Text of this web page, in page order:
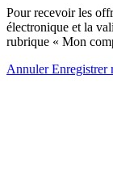
Pour recevoir les
électronique et la
rubrique « Mon
AnnulerEnregistrer